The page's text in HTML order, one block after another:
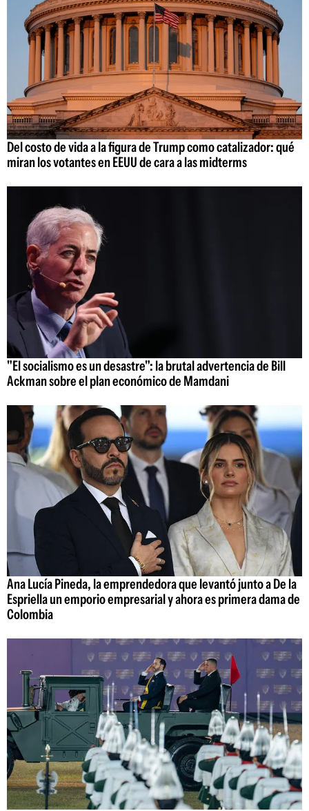
Del costo de vida a la figura de Trump como catalizador: qué
miran los votantes en EEUU de cara a las midterms
"El socialismo es un desastre": la brutal advertencia de Bill
Ackman sobre el plan económico de Mamdani
Ana Lucía Pineda, la emprendedora que levantó junto a De la
Espriella un emporio empresarial y ahora es primera dama de
Colombia